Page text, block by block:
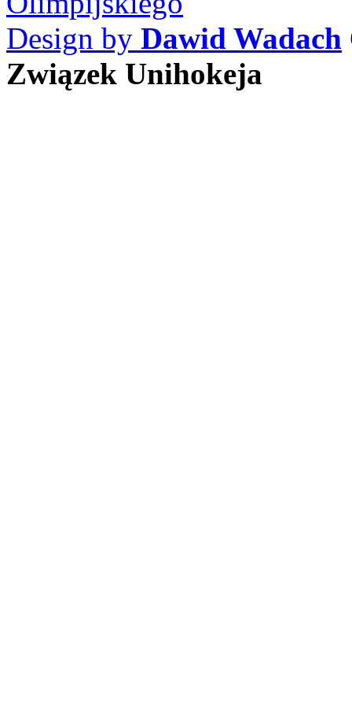
Design by Dawid Wadach
Związek Unihokeja